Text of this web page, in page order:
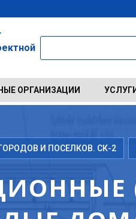
ОРГАНИЗАЦИИ
И ПОСЕЛКОВ. СК-2